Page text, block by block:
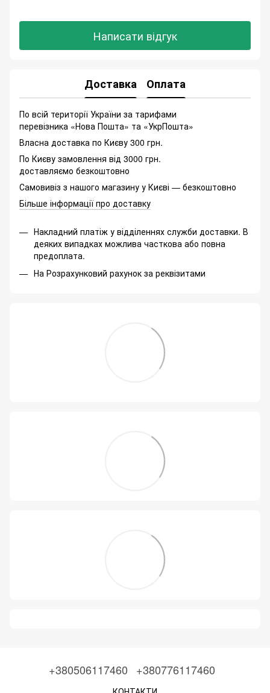
Написати відгук
Доставка Оплата
По всій території України за тарифами
перевізника «Нова Пошта» та «УкрПошта»
Власна доставка по Києву 300 грн.
По Києву замовлення від 3000 грн.
доставляємо безкоштовно
Самовивіз з нашого магазину у Києві — безкоштовно
Більше інформації про доставку
Накладний платіж у відділеннях служби доставки. В
деяких випадках можлива часткова або повна
предоплата.
На Розрахунковий рахунок за реквізитами
+380506117460 +380776117460